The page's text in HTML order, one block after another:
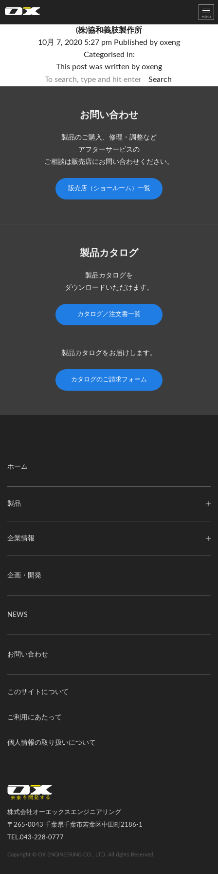
(株)協和義肢製作所
10月 7, 2020 5:27 pm Published by oxeng
Categorised in:
This post was written by oxeng
Search
お問い合わせ
製品のご購入、修理・調整など
アフターサービスの
ご相談は販売店にお問い合わせください。
販売店（ショールーム）一覧
製品カタログ
製品カタログを
ダウンロードいただけます。
カタログ／注文書一覧
製品カタログをお届けします。
カタログのご請求フォーム
ホーム
製品
企業情報
企画・開発
NEWS
お問い合わせ
このサイトについて
ご利用にあたって
個人情報の取り扱いについて
株式会社オーエックスエンジニアリング
〒265-0043 千葉県千葉市若葉区中田町2186-1
TEL.043-228-0777
Copyright © OX ENGINEERING CO., LTD. All rights Reserved.